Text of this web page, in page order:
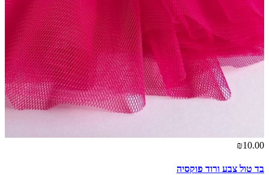
₪10.00
בד טול צבע ורוד פוקסיה